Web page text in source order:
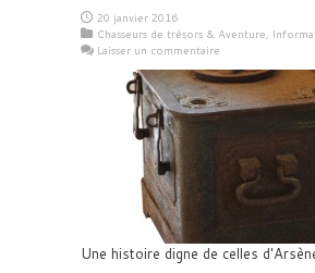
20 janvier 2016
Chasseurs de trésors & Aventure,
Laisser un commentaire
Une histoire digne de celles